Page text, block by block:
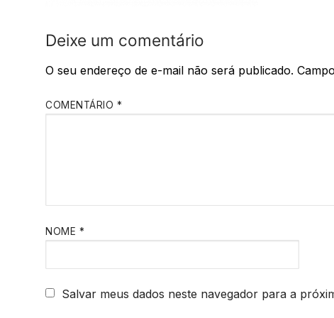
Deixe um comentário
O seu endereço de e-mail não será publicado.
COMENTÁRIO *
NOME *
Salvar meus dados neste navegador para a